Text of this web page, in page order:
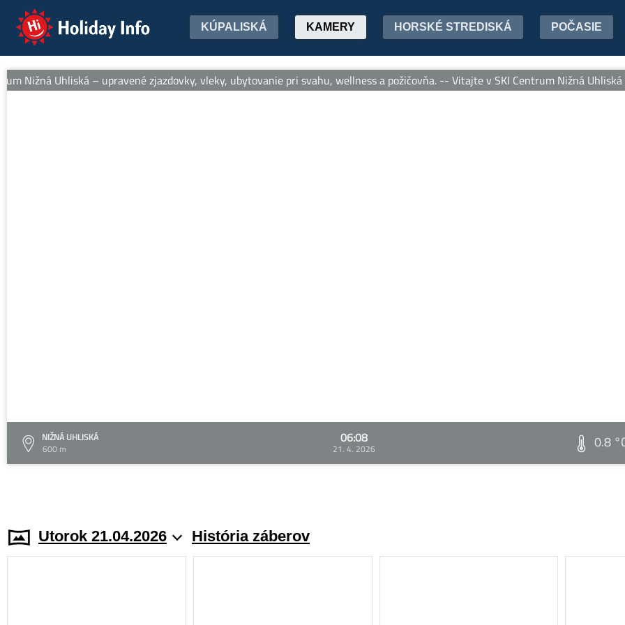
Holiday Info KÚPALISKÁ KAMERY HORSKÉ STREDISKÁ POČASIE
Nižná Uhliská – upravené zjazdovky, vleky, ubytovanie pri svahu, wellness a požičovňa. -- Vitajte v SKI Centrum Nižná Uhliská
NIŽNÁ UHLISKÁ
600 m
06:08
21. 4. 2026 0.8
Utorok 21.04.2026 História záberov